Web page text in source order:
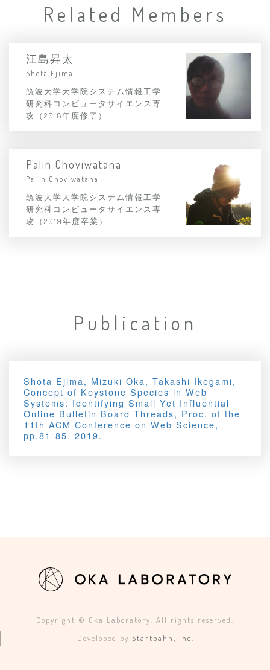
Related Members
江島昇太
Shota Ejima
筑波大学大学院システム情報工学
研究科コンピュータサイエンス専
攻（2018年度修了）
Palin Choviwatana
Palin Choviwatana
筑波大学大学院システム情報工学
研究科コンピュータサイエンス専
攻（2019年度卒業）
Publication
Shota Ejima, Mizuki Oka, Takashi Ikegami,
Concept of Keystone Species in Web
Systems: Identifying Small Yet Influential
Online Bulletin Board Threads, Proc. of the
11th ACM Conference ​on Web Science,
pp.81-85, 2019.
Copyright © Oka Laboratory. All rights reserved.
Developed by Startbahn, Inc.